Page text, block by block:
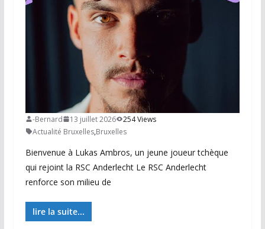
-Bernard 13 juillet 2026
254 Views
Actualité Bruxelles,Bruxelles
Bienvenue à Lukas Ambros, un jeune joueur tchèque
qui rejoint la RSC Anderlecht Le RSC Anderlecht
renforce son milieu de
lire la suite...